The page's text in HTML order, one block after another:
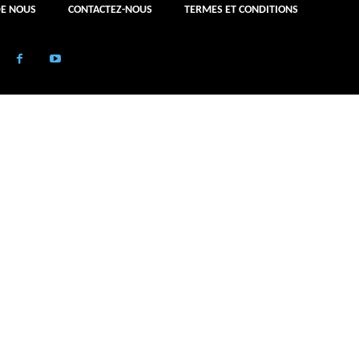
NOUS CONTACTEZ-NOUS TERMES ET CONDITIONS